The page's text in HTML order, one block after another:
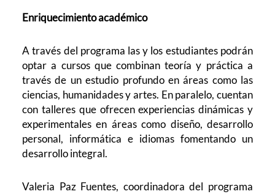
Enriquecimiento académico
A través del programa las y los estudiantes podrán
optar a cursos que combinan teoría y práctica a
través de un estudio profundo en áreas como las
ciencias, humanidades y artes. En paralelo, cuentan
con talleres que ofrecen experiencias dinámicas y
experimentales en áreas como diseño, desarrollo
personal, informática e idiomas fomentando un
desarrollo integral.
Valeria Paz Fuentes, coordinadora del programa